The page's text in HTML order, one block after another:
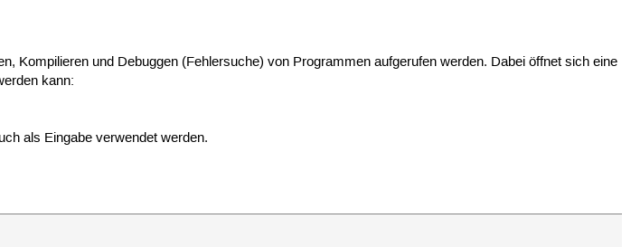
4, mehr wenn nötig) festlegen
Kompilieren und Debuggen (Fehlersuche) von Programmen aufgerufen werden. Dabei öffnet sich eine
kann:
als Eingabe verwendet werden.